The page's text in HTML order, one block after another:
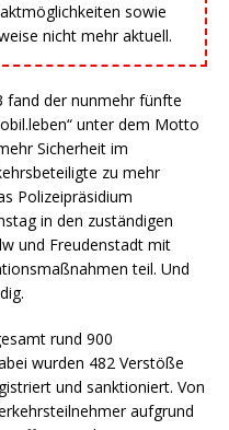
sowie
nicht mehr aktuell.
fand der nunmehr fünfte
unter dem Motto
Sicherheit im
zu mehr
Polizeipräsidium
in den zuständigen
und Freudenstadt mit
teil. Und
rund 900
wurden 482 Verstöße
und sanktioniert. Von
aufgrund